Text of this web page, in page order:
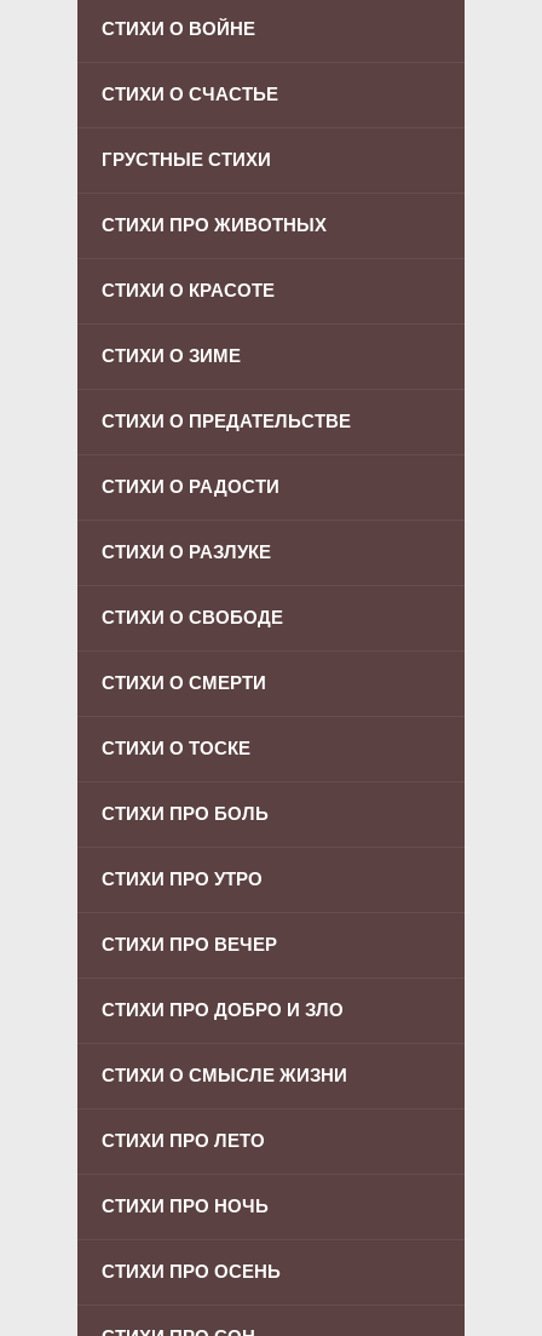
СТИХИ О ВОЙНЕ
СТИХИ О СЧАСТЬЕ
ГРУСТНЫЕ СТИХИ
СТИХИ ПРО ЖИВОТНЫХ
СТИХИ О КРАСОТЕ
СТИХИ О ЗИМЕ
СТИХИ О ПРЕДАТЕЛЬСТВЕ
СТИХИ О РАДОСТИ
СТИХИ О РАЗЛУКЕ
СТИХИ О СВОБОДЕ
СТИХИ О СМЕРТИ
СТИХИ О ТОСКЕ
СТИХИ ПРО БОЛЬ
СТИХИ ПРО УТРО
СТИХИ ПРО ВЕЧЕР
СТИХИ ПРО ДОБРО И ЗЛО
СТИХИ О СМЫСЛЕ ЖИЗНИ
СТИХИ ПРО ЛЕТО
СТИХИ ПРО НОЧЬ
СТИХИ ПРО ОСЕНЬ